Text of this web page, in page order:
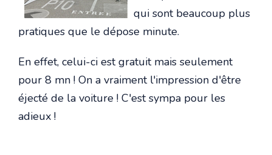
qui sont beaucoup plus
pratiques que le dépose minute.
En effet, celui-ci est gratuit mais seulement
pour 8 mn ! On a vraiment l'impression d'être
éjecté de la voiture ! C'est sympa pour les
adieux !